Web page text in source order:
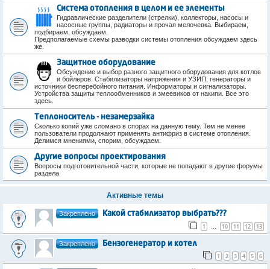
Система отопления в целом и ее элементы
Гидравлические разделители (стрелки), коллекторы, насосы и
насосные группы, радиаторы и прочая мелочевка. Выбираем,
подбираем, обсуждаем.
Предполагаемые схемы разводки системы отопления обсуждаем здесь
же.
Защитное оборудование
Обсуждение и выбор разного защитного оборудования для котлов
и бойлеров. Стабилизаторы напряжения и УЗИП, генераторы и
источники бесперебойного питания. Информаторы и сигнализаторы.
Устройства защиты теплообменников и змеевиков от накипи. Все это
здесь.
Теплоноситель - незамерзайка
Сколько копий уже сломано в спорах на данную тему. Тем не менее
пользователи продолжают применять антифриз в системе отопления.
Делимся мнениями, спорим, обсуждаем.
Другие вопросы проектирования
Вопросы подготовительной части, которые не попадают в другие форумы
раздела
Активные темы
Закреплено
Какой стабилизатор выбрать???
1
… 10 11 12 13
Закреплено
Бензогенератор и котел
1
2 3 4 5 6